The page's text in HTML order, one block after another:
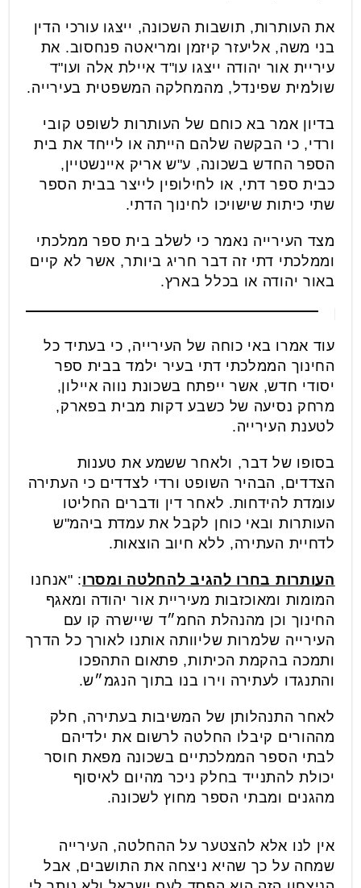
את העותרות, תושבות השכונה, ייצגו עורכי הדין
בני משה, אליעזר קיזמן ומריאטה פנחסוב. את
עיריית אור יהודה ייצגו עו"ד איילת אלה ועו"ד
שולמית שפינדל, מהמחלקה המשפטית בעירייה.
בדיון אמר בא כוחם של העותרות לשופט קובי
ורדי, כי הבקשה שלהם הייתה או לייחד את בית
הספר החדש בשכונה, ע"ש אריק איינשטיין,
כבית ספר דתי, או לחילופין לייצר בבית הספר
שתי כיתות שישויכו לחינוך הדתי.
מצד העירייה נאמר כי לשלב בית ספר ממלכתי
וממלכתי דתי זה דבר חריג ביותר, אשר לא קיים
באור יהודה או בכלל בארץ.
עוד אמרו באי כוחה של העירייה, כי בעתיד כל
החינוך הממלכתי דתי בעיר ילמד בבית ספר
יסודי חדש, אשר ייפתח בשכונת נווה איילון,
מרחק נסיעה של כשבע דקות מבית בפארק,
לטענת העירייה.
בסופו של דבר, ולאחר ששמע את טענות
הצדדים, הבהיר השופט ורדי לצדדים כי העתירה
עומדת להידחות. לאחר דין ודברים החליטו
העותרות ובאי כוחן לקבל את עמדת ביהמ"ש
לדחיית העתירה, ללא חיוב הוצאות.
העותרות בחרו להגיב להחלטה ומסרו: "אנחנו
המומות ומאוכזבות מעיריית אור יהודה ומאגף
החינוך וכן מהנהלת החמ״ד שיישרה קו עם
העירייה שלמרות שליוותה אותנו לאורך כל הדרך
ותמכה בהקמת הכיתות, פתאום התהפכו
והתנגדו לעתירה וירו בנו בתוך הנגמ״ש.
לאחר התנהלותן של המשיבות בעתירה, חלק
מההורים קיבלו החלטה לרשום את ילדיהם
לבתי הספר הממלכתיים בשכונה מפאת חוסר
יכולת להתנייד בחלק ניכר מהיום לאיסוף
מהגנים ומבתי הספר מחוץ לשכונה.
אין לנו אלא להצטער על ההחלטה, העירייה
שמחה על כך שהיא ניצחה את התושבים, אבל